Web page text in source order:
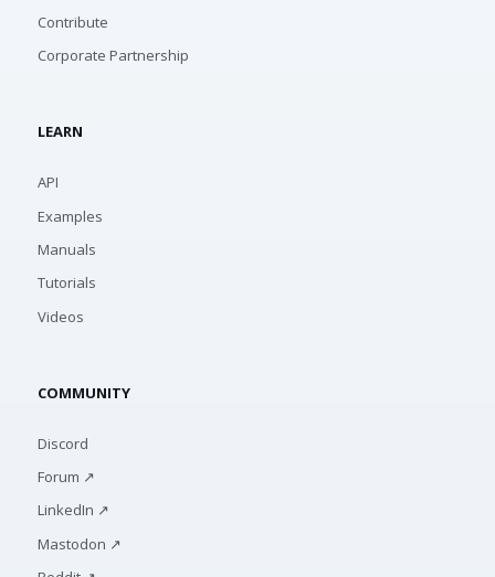
Contribute
Corporate Partnership
LEARN
API
Examples
Manuals
Tutorials
Videos
COMMUNITY
Discord
Forum ↗
LinkedIn ↗
Mastodon ↗